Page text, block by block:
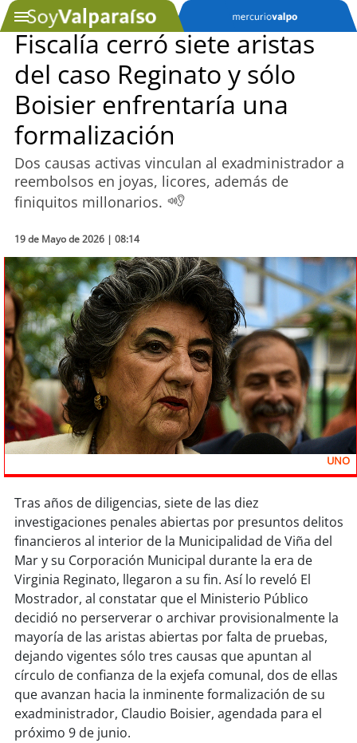
SOYTV
Podcast
Actualidad
Entretención
Economía
Deportes
Tecnología
Sostenibilidad
soychile
soy arica
soycalama
soyantofagasta
soycopiapó
soyvalparaíso
soy quillota
soysanantonio
Fiscalía cerró siete aristas
del caso Reginato y sólo
Boisier enfrentaría una
formalización
Dos causas activas vinculan al exadministrador a
reembolsos en joyas, licores, además de
finiquitos millonarios.
19 de Mayo de 2026 | 08:14
UNO
Tras años de diligencias, siete de las diez
investigaciones penales abiertas por presuntos delitos
financieros al interior de la Municipalidad de Viña del
Mar y su Corporación Municipal durante la era de
Virginia Reginato, llegaron a su fin. Así lo reveló El
Mostrador, al constatar que el Ministerio Público
decidió no perserverar o archivar provisionalmente la
mayoría de las aristas abiertas por falta de pruebas,
dejando vigentes sólo tres causas que apuntan al
círculo de confianza de la exjefa comunal, dos de ellas
que avanzan hacia la inminente formalización de su
exadministrador, Claudio Boisier, agendada para el
próximo 9 de junio.